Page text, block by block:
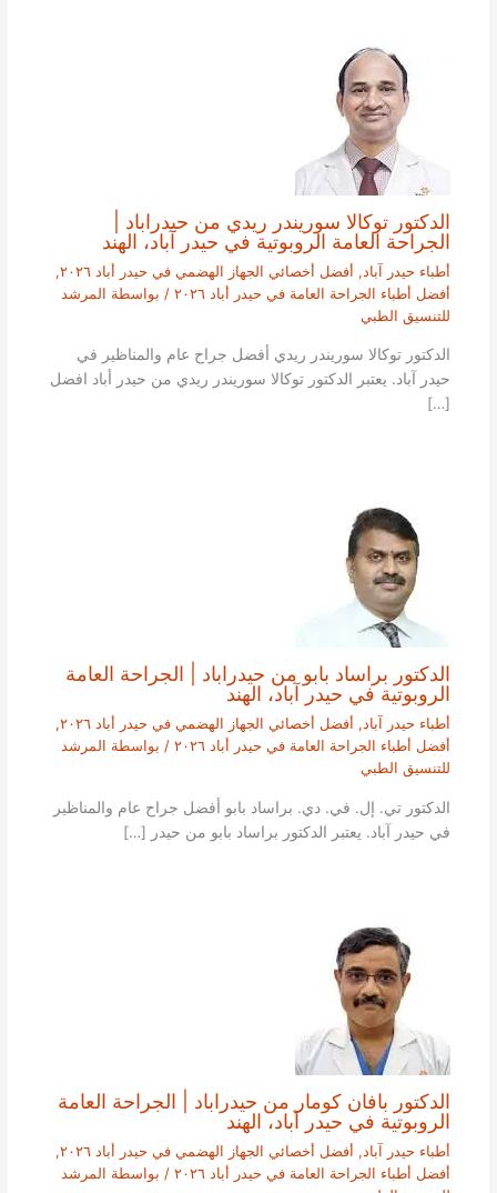
الدكتور توكالا سوريندر ريدي من حيدراباد |
الجراحة العامة الروبوتية في حيدر آباد، الهند
أطباء حيدر آباد , أفضل أخصائي الجهاز الهضمي في حيدر أباد ٢٠٢٦
,
أفضل أطباء الجراحة العامة في حيدر أباد ٢٠٢٦
/ بواسطة المرشد
للتنسيق الطبي
الدكتور توكالا سوريندر ريدي أفضل جراح عام والمناظير في
حيدر آباد. يعتبر الدكتور توكالا سوريندر ريدي من حيدر أباد افضل
[…]
الدكتور براساد بابو من حيدراباد | الجراحة العامة
الروبوتية في حيدر آباد، الهند
أطباء حيدر آباد , أفضل أخصائي الجهاز الهضمي في حيدر أباد ٢٠٢٦
,
أفضل أطباء الجراحة العامة في حيدر أباد ٢٠٢٦
/ بواسطة المرشد
للتنسيق الطبي
الدكتور تي. إل. في. دي. براساد بابو أفضل جراح عام والمناظير
في حيدر آباد. يعتبر الدكتور براساد بابو من حيدر […]
الدكتور بافان كومار من حيدراباد | الجراحة العامة
الروبوتية في حيدر آباد، الهند
أطباء حيدر آباد, أفضل أخصائي الجهاز الهضمي في حيدر أباد ٢٠٢٦
,
أفضل أطباء الجراحة العامة في حيدر أباد ٢٠٢٦
/ بواسطة المرشد